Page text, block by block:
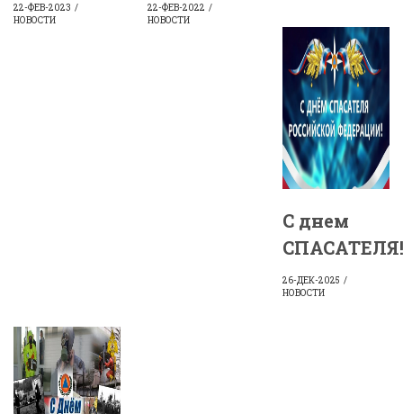
22-ФЕВ-2023
НОВОСТИ
22-ФЕВ-2022
НОВОСТИ
С днем
26-ДЕК-2025
НОВОСТИ